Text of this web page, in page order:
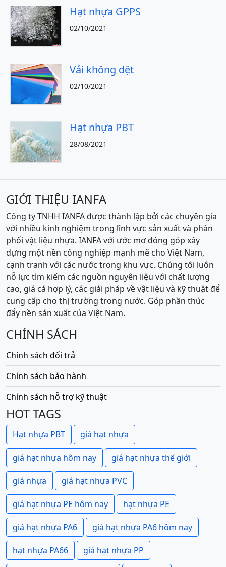
Hạt nhựa GPPS
02/10/2021
Vải không dệt
02/10/2021
Hạt nhựa PBT
28/08/2021
GIỚI THIỆU IANFA
Công ty TNHH IANFA được thành lập bởi các chuyên gia
với nhiều kinh nghiệm trong lĩnh vực sản xuất và phân
phối vật liệu nhựa. IANFA với ước mơ đóng góp xây
dựng một nền công nghiệp mạnh mẽ cho Việt Nam,
cạnh tranh với các nước trong khu vực. Chúng tôi luôn
nỗ lực tìm kiếm các nguồn nguyên liệu với chất lượng
cao, giá cả hợp lý, các giải pháp về vật liệu và kỹ thuật để
cung cấp cho thị trường trong nước. Góp phần thúc
đẩy nền sản xuất của Việt Nam.
CHÍNH SÁCH
Chính sách đổi trả
Chính sách bảo hành
Chính sách hỗ trợ kỹ thuật
HOT TAGS
Hạt nhựa PBT giá hạt nhựa
giá hạt nhựa hôm nay giá hạt nhựa thế giới
giá nhựa giá hạt nhựa PVC
giá hạt nhựa PE hôm nay hạt nhựa PE
giá hạt nhựa PA6 giá hạt nhựa PA6 hôm nay
hạt nhựa PA66 giá hạt nhựa PP